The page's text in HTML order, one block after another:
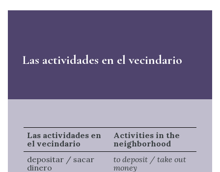
Las actividades en el vecindario
Las actividades en
el vecindario
Activities in the
neighborhood
depositar / sacar
dinero
to deposit / take out
money